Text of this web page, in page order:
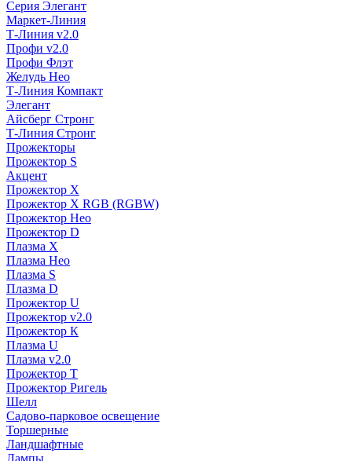
Серия Элегант
Маркет-Линия
Т-Линия v2.0
Профи v2.0
Профи Флэт
Желудь Нео
Т-Линия Компакт
Элегант
Айсберг Стронг
Т-Линия Стронг
Прожекторы
Прожектор S
Акцент
Прожектор X
Прожектор Х RGB (RGBW)
Прожектор Нео
Прожектор D
Плазма X
Плазма Нео
Плазма S
Плазма D
Прожектор U
Прожектор v2.0
Прожектор К
Плазма U
Плазма v2.0
Прожектор Т
Прожектор Ригель
Шелл
Садово-парковое освещение
Торшерные
Ландшафтные
Лампы